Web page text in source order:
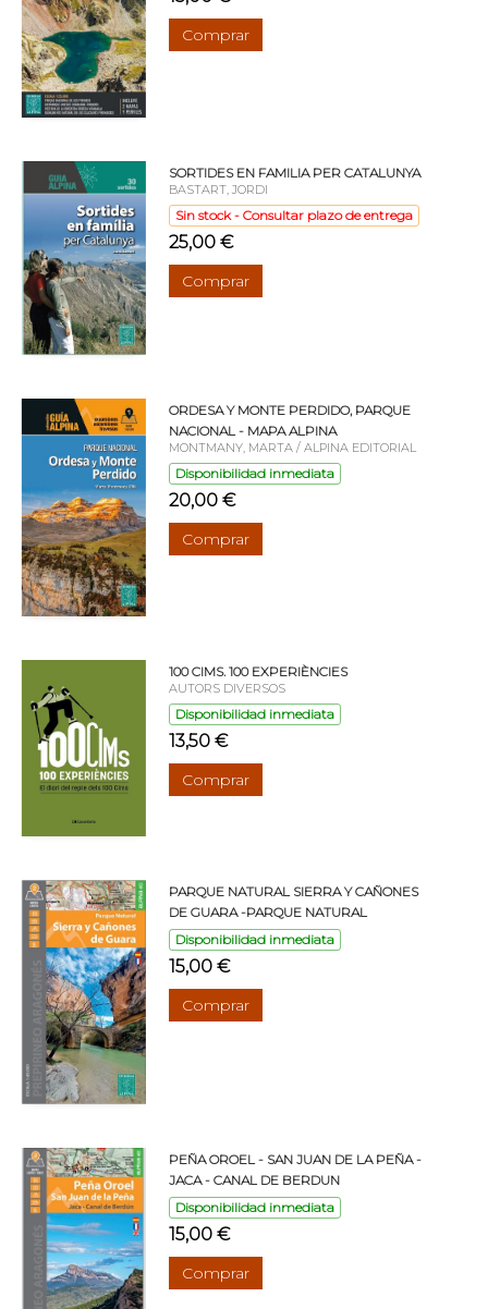
Comprar
SORTIDES EN FAMILIA PER CATALUNYA
BASTART, JORDI
Sin stock - Consultar plazo de entrega
25,00 €
Comprar
ORDESA Y MONTE PERDIDO, PARQUE
NACIONAL - MAPA ALPINA
MONTMANY, MARTA / ALPINA EDITORIAL
Disponibilidad inmediata
20,00 €
Comprar
100 CIMS. 100 EXPERIÈNCIES
AUTORS DIVERSOS
Disponibilidad inmediata
13,50 €
Comprar
PARQUE NATURAL SIERRA Y CAÑONES
DE GUARA -PARQUE NATURAL
Disponibilidad inmediata
15,00 €
Comprar
PEÑA OROEL - SAN JUAN DE LA PEÑA -
JACA - CANAL DE BERDUN
Disponibilidad inmediata
15,00 €
Comprar